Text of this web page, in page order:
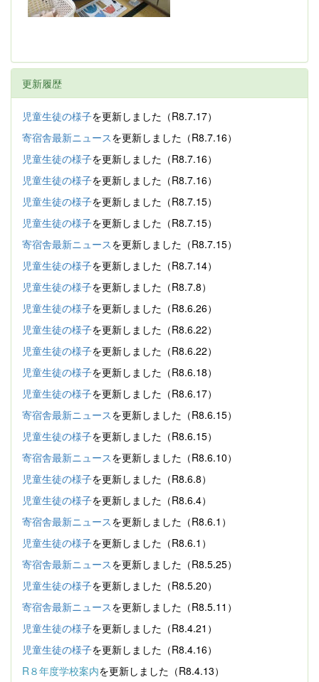
更新履歴
児童生徒の様子を更新しました（R8.7.17）
寄宿舎最新ニュースを更新しました（R8.7.16）
児童生徒の様子を更新しました（R8.7.16）
児童生徒の様子を更新しました（R8.7.16）
児童生徒の様子を更新しました（R8.7.15）
児童生徒の様子を更新しました（R8.7.15）
寄宿舎最新ニュースを更新しました（R8.7.15）
児童生徒の様子を更新しました（R8.7.14）
児童生徒の様子を更新しました（R8.7.8）
児童生徒の様子を更新しました（R8.6.26）
児童生徒の様子を更新しました（R8.6.22）
児童生徒の様子を更新しました（R8.6.22）
児童生徒の様子を更新しました（R8.6.18）
児童生徒の様子を更新しました（R8.6.17）
寄宿舎最新ニュースを更新しました（R8.6.15）
児童生徒の様子を更新しました（R8.6.15）
寄宿舎最新ニュースを更新しました（R8.6.10）
児童生徒の様子を更新しました（R8.6.8）
児童生徒の様子を更新しました（R8.6.4）
寄宿舎最新ニュースを更新しました（R8.6.1）
児童生徒の様子を更新しました（R8.6.1）
寄宿舎最新ニュースを更新しました（R8.5.25）
児童生徒の様子を更新しました（R8.5.20）
寄宿舎最新ニュースを更新しました（R8.5.11）
児童生徒の様子を更新しました（R8.4.21）
児童生徒の様子を更新しました（R8.4.16）
R８年度学校案内を更新しました（R8.4.13）